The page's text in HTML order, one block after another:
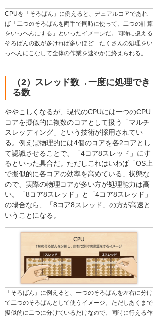
CPUを「そろばん」に例えると、デュアルコアであれ
ば「二つのそろばんを両手で同時に使って、二つの計算
をいっぺんにする」といったイメージだ。同時に扱える
そろばんの数が多ければ多いほど、たくさんの処理をい
っぺんにこなして全体の作業を速やかに終えられる。
（2）スレッド数→一度に処理でき
る数
ややこしくなるが、現代のCPUには一つのCPU
コアを擬似的に複数のコアとして扱う「マルチ
スレッディング」という技術が採用されてい
る。例えば物理的には4個のコアを各2コアとし
て認識させることで、「4コア8スレッド」にす
るといった具合だ。ただしこれはいわば「OS上
で擬似的に各コアの効率を高めている」状態な
ので、実際の物理コアが多い方が処理能力は高
い。「8コア8スレッド」と「4コア8スレッド」
の場合なら、「8コア8スレッド」の方が高速と
いうことになる。
「そろばん」に例えると、一つのそろばんを左右に分け
て二つのそろばんとして使うイメージ。ただしあくまで
擬似的に二つに分けているだけなので、同時に行える作